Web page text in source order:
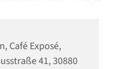
Café Exposé,
41, 30880